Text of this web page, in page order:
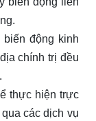
động kinh
chính trị đều
thực hiện trực
các dịch vụ